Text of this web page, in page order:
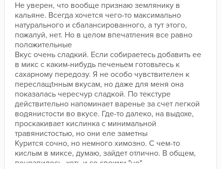
Не уверен, что вообще признаю землянику в
кальяне. Всегда хочется чего-то максимально
натурального и сбалансированного, а тут этого,
пожалуй, нет. Но в целом впечатления все равно
положительные
Вкус очень сладкий. Если собираетесь добавить ее
в микс с каким-нибудь печеньем готовьтесь к
сахарному передозу. Я не особо чувствителен к
переслащtнным вкусам, но даже для меня она
показалась чересчур сладкой. По текстуре
действительно напоминает варенье за счет легкой
водянистости во вкусе. Где-то далеко, на выдохе,
проскакивает кислинка с минимальной
травянистостью, но они еле заметны
Курится сочно, но немного химозно. С чем-то
кислым в миксе, думаю, зайдет отлично. В общем,
понравилось, хоть и со своими "но"